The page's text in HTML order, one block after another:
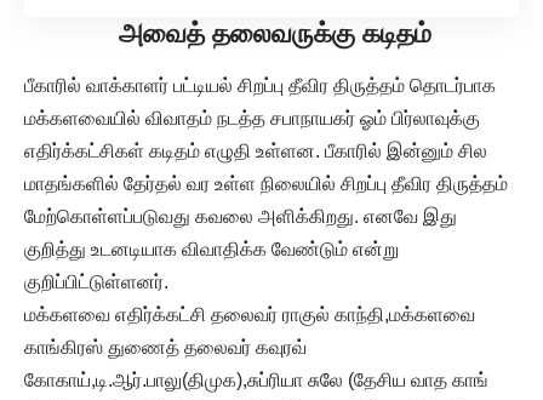
அவைத் தலைவருக்கு கடிதம்
பீகாரில் வாக்காளர் பட்டியல் சிறப்பு தீவிர திருத்தம் தொடர்பாக
மக்களவையில் விவாதம் நடத்த சபாநாயகர் ஓம் பிர்லாவுக்கு
எதிர்க்கட்சிகள் கடிதம் எழுதி உள்ளன. பீகாரில் இன்னும் சில
மாதங்களில் தேர்தல் வர உள்ள நிலையில் சிறப்பு தீவிர திருத்தம்
மேற்கொள்ளப்படுவது கவலை அளிக்கிறது. எனவே இது
குறித்து உடனடியாக விவாதிக்க வேண்டும் என்று
குறிப்பிட்டுள்ளனர்.
மக்களவை எதிர்க்கட்சி தலைவர் ராகுல் காந்தி,மக்களவை
காங்கிரஸ் துணைத் தலைவர் கவுரவ்
கோகாய்,டி.ஆர்.பாலு(திமுக),சுப்ரியா சுலே (தேசிய வாத காங்